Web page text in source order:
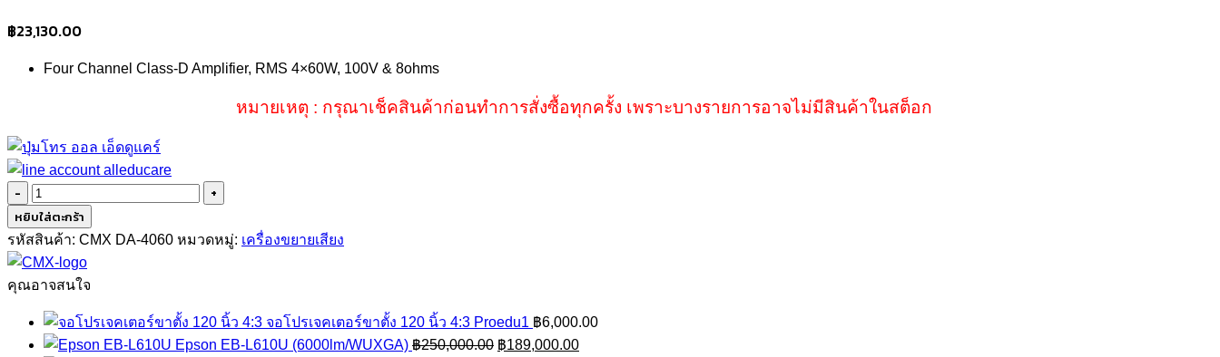
฿23,130.00
Four Channel Class-D Amplifier, RMS 4×60W, 100V & 8ohms
หมายเหตุ : กรุณาเช็คสินค้าก่อนทำการสั่งซื้อทุกครั้ง เพราะบางรายการอาจไม่มีสินค้าในสต็อก
จำนวน
CMX
DA-
4060
ชิ้น
หยิบใส่ตะกร้า
รหัสสินค้า: CMX DA-4060 หมวดหมู่: เครื่องขยายเสียง
คุณอาจสนใจ
จอโปรเจคเตอร์ขาตั้ง 120 นิ้ว 4:3 Proedu1 ฿6,000.00
Epson EB-L610U (6000lm/WUXGA) ฿250,000.00 Original
฿189,000.00Current